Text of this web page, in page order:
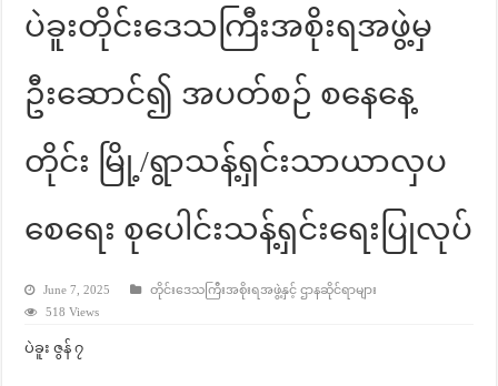
ပဲခူးတိုင်းဒေသကြီးအစိုးရအဖွဲ့မှ
ဦးဆောင်၍ အပတ်စဉ် စနေနေ့
တိုင်း မြို့/ရွာသန့်ရှင်းသာယာလှပ
စေရေး စုပေါင်းသန့်ရှင်းရေးပြုလုပ်
June 7, 2025
တိုင်းဒေသကြီးအစိုးရအဖွဲ့နှင့် ဌာနဆိုင်ရာများ
518 Views
ပဲခူး ဇွန် ၇